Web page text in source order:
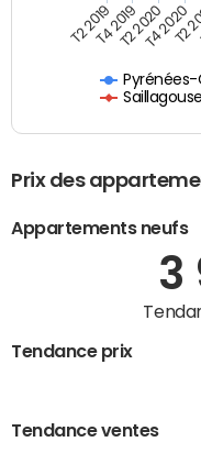
Pyrénées-
T2 2019T4 2019T2 2020T4 2020
T2
Prix des
Appartements neufs
3
Tendance prix
Tendance ventes